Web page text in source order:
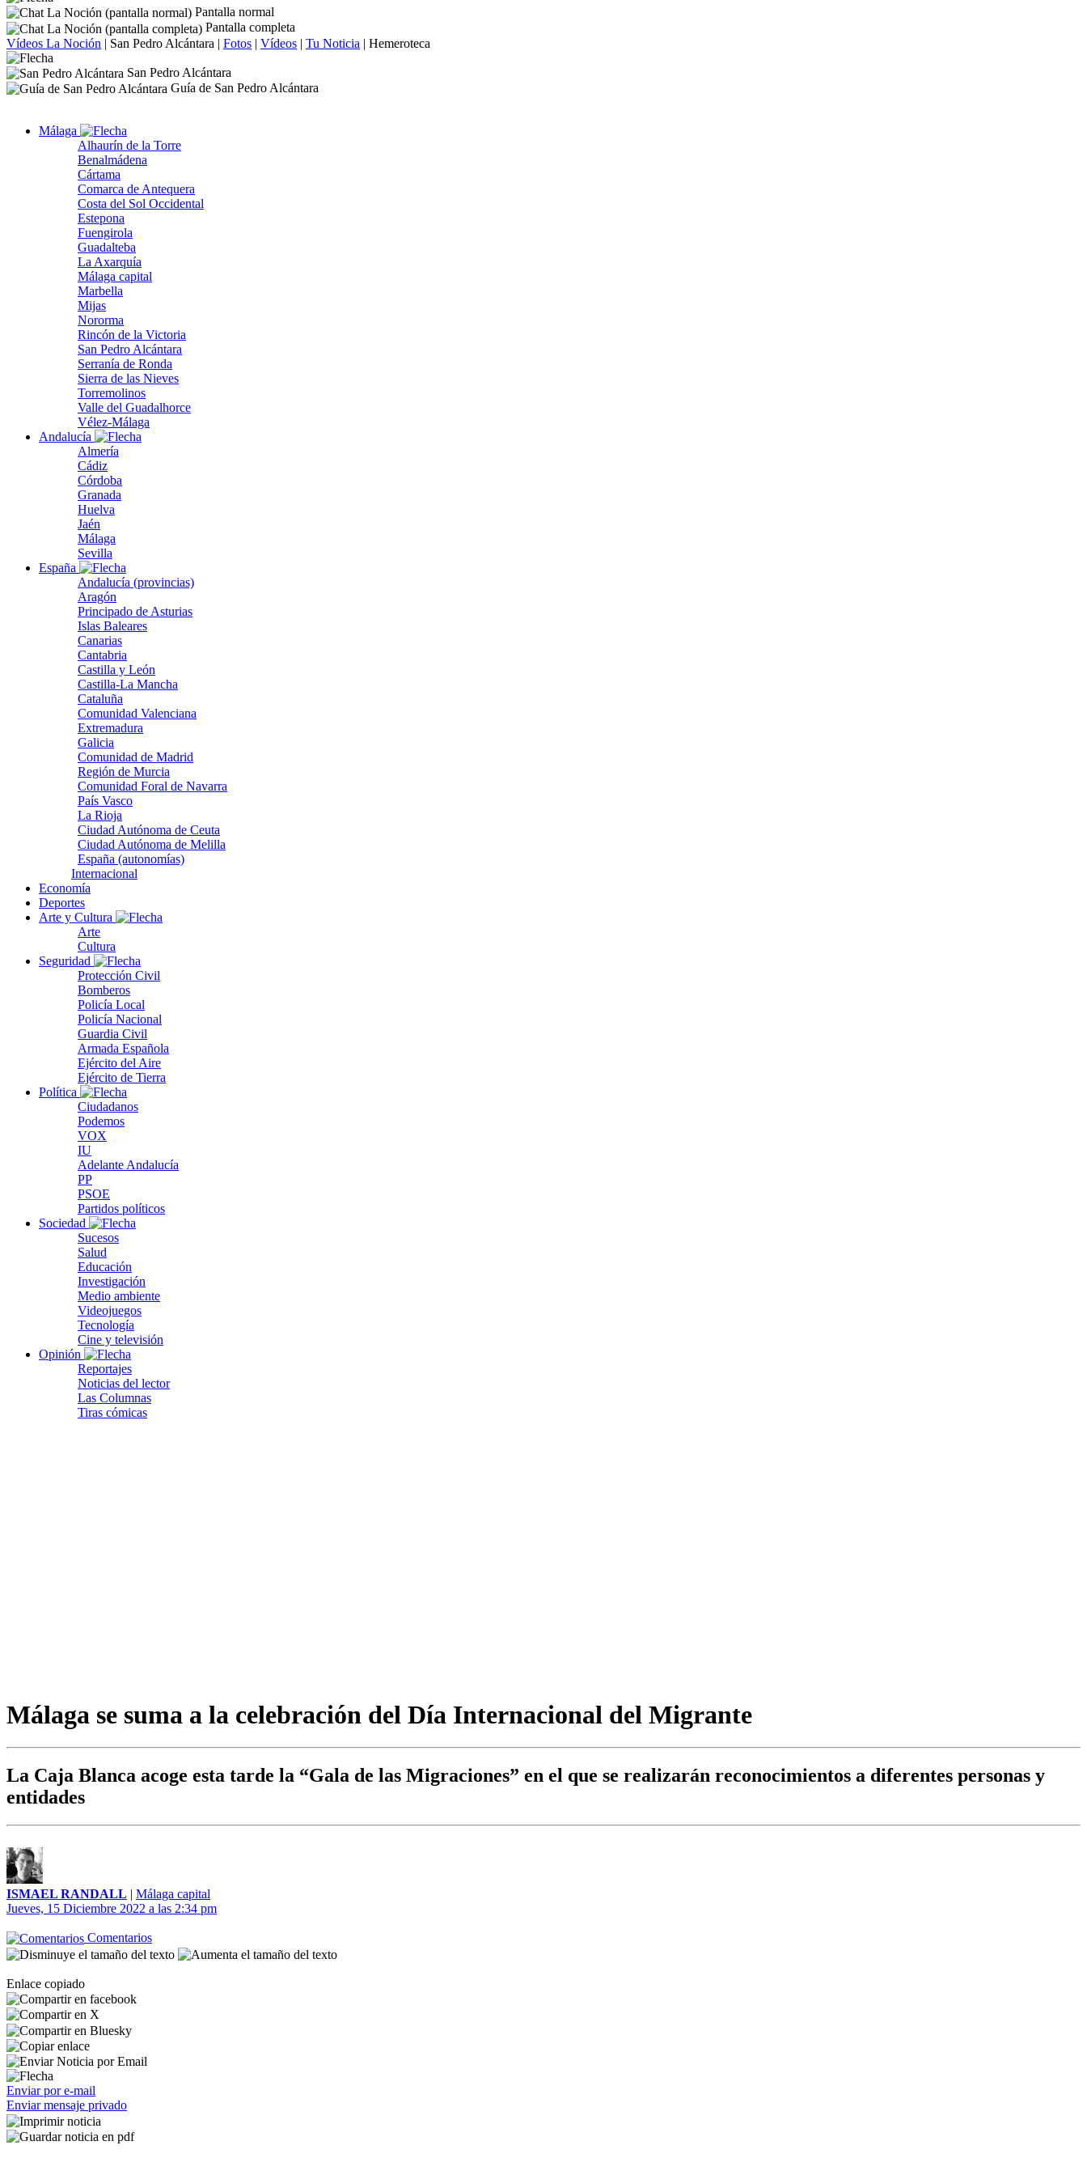
Pantalla normal
Pantalla completa
Vídeos La Noción | San Pedro Alcántara | Fotos | Vídeos | Tu Noticia | Hemeroteca
San Pedro Alcántara
Guía de San Pedro Alcántara
Málaga
Alhaurín de la Torre
Benalmádena
Cártama
Comarca de Antequera
Costa del Sol Occidental
Estepona
Fuengirola
Guadalteba
La Axarquía
Málaga capital
Marbella
Mijas
Nororma
Rincón de la Victoria
San Pedro Alcántara
Serranía de Ronda
Sierra de las Nieves
Torremolinos
Valle del Guadalhorce
Vélez-Málaga
Andalucía
Almería
Cádiz
Córdoba
Granada
Huelva
Jaén
Málaga
Sevilla
España
Andalucía (provincias)
Aragón
Principado de Asturias
Islas Baleares
Canarias
Cantabria
Castilla y León
Castilla-La Mancha
Cataluña
Comunidad Valenciana
Extremadura
Galicia
Comunidad de Madrid
Región de Murcia
Comunidad Foral de Navarra
País Vasco
La Rioja
Ciudad Autónoma de Ceuta
Ciudad Autónoma de Melilla
España (autonomías)
Internacional
Economía
Deportes
Arte y Cultura
Arte
Cultura
Seguridad
Protección Civil
Bomberos
Policía Local
Policía Nacional
Guardia Civil
Armada Española
Ejército del Aire
Ejército de Tierra
Política
Ciudadanos
Podemos
VOX
IU
Adelante Andalucía
PP
PSOE
Partidos políticos
Sociedad
Sucesos
Salud
Educación
Investigación
Medio ambiente
Videojuegos
Tecnología
Cine y televisión
Opinión
Reportajes
Noticias del lector
Las Columnas
Tiras cómicas
Málaga se suma a la celebración del Día Internacional del Migrante
La Caja Blanca acoge esta tarde la “Gala de las Migraciones” en el que se realizarán reconocimientos a diferentes personas y
entidades
ISMAEL RANDALL | Málaga capital
Jueves, 15 Diciembre 2022 a las 2:34 pm
Comentarios
Enlace copiado
Enviar por e-mail
Enviar mensaje privado